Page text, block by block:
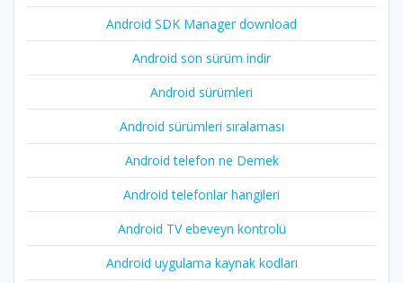
Android SDK Manager download
Android son sürüm indir
Android sürümleri
Android sürümleri sıralaması
Android telefon ne Demek
Android telefonlar hangileri
Android TV ebeveyn kontrolü
Android uygulama kaynak kodları